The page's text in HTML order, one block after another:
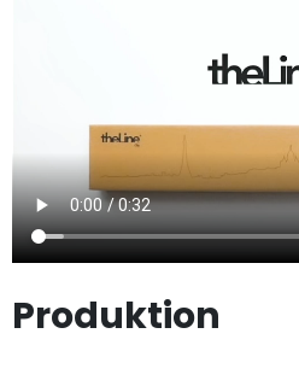
Produktion